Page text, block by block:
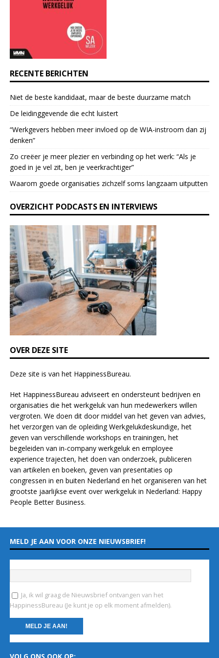
.
l
e
a
s
e
l
a
v
t
h
i
s
f
i
e
l
d
b
l
n
k
.
RECENTE BERICHTEN
Niet de beste kandidaat, maar de beste duurzame match
De leidinggevende die echt luistert
“Werkgevers hebben meer invloed op de WIA-instroom dan zij
denken”
Zo creëer je meer plezier en verbinding op het werk: “Als je
goed in je vel zit, ben je veerkrach­tiger”
Waarom goede organisaties zichzelf soms langzaam uitputten
OVERZICHT PODCASTS EN INTERVIEWS
OVER DEZE SITE
Deze site is van het HappinessBureau.
Het HappinessBureau adviseert en ondersteunt bedrijven en
organisaties die het werkgeluk van hun medewerkers willen
vergroten. We doen dit door middel van het geven van advies,
het verzorgen van de opleidingWerkgelukdeskundige, het
geven van verschillende workshops en trainingen, het
begeleiden van in-company werkgeluk en employee
experiencetrajecten, het doen van onderzoek, publiceren
van artikelen en boeken, geven van presentaties op
congressen in en buiten Nederland en het organiseren van het
grootste jaarlijkse event over werkgeluk in Nederland: Happy
People Better Business.
MELD JE AAN VOOR ONZE NIEUWSBRIEF!
Ja, ik wil graag de Nieuwsbrief ontvangen van het
HappinessBureau (Je kunt je op elk moment afmelden).